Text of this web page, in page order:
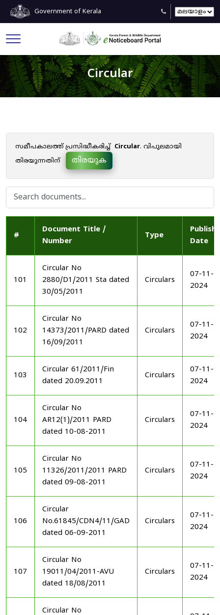
Government of Kerala
Circular
സമീപകാലത്ത് പ്രസിദ്ധീകരിച്ച് Circular. വിപുലമായി
തിരയുന്നതിന്
തിരയുക
#
Document Title /
Number
Type
Date
101
Circular No
2880/D1/2011 Sta dated
30/05/2011
Circulars
07-11-
2024
102
Circular No
14373/2011/PARD dated
16/09/2011
Circulars
07-11-
2024
103
Circular 61/2011/Fin
dated 20.09.2011
Circulars
07-11-
2024
104
Circular No
AR12(1)/2011 PARD
dated 10-08-2011
Circulars
07-11-
2024
105
Circular No
11326/2011/2011 PARD
dated 09-08-2011
Circulars
07-11-
2024
106
Circular
No.61845/CDN4/11/GAD
dated 06-09-2011
Circulars
07-11-
2024
107
Circular No
19011/04/2011-AVU
dated 18/08/2011
Circulars
07-11-
2024
Circular No